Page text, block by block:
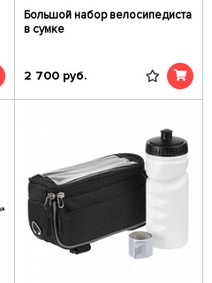
Большой набор велосипедиста
в сумке
2 700 руб.